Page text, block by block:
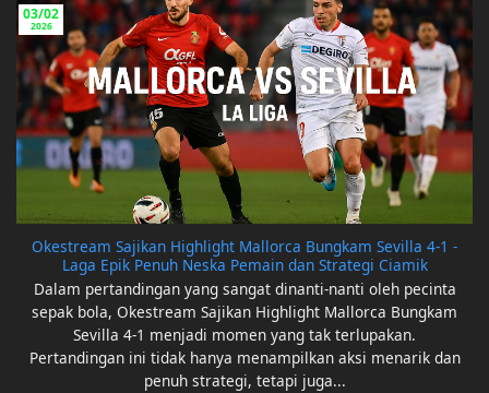
Okestream Sajikan Highlight Mallorca Bungkam Sevilla 4-1 -
Laga Epik Penuh Neska Pemain dan Strategi Ciamik
Dalam pertandingan yang sangat dinanti-nanti oleh pecinta
sepak bola, Okestream Sajikan Highlight Mallorca Bungkam
Sevilla 4-1 menjadi momen yang tak terlupakan.
Pertandingan ini tidak hanya menampilkan aksi menarik dan
penuh strategi, tetapi juga...
03/02
2026